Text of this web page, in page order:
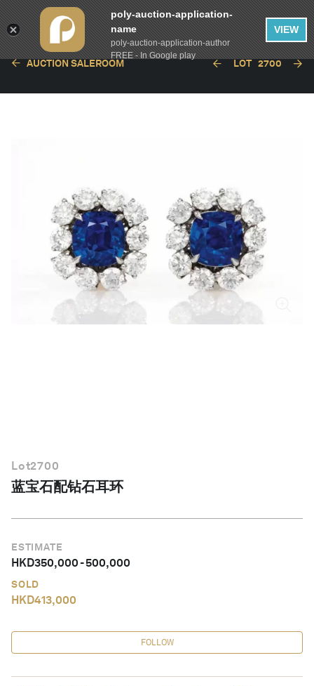
AUCTION SALEROOM LOT 2700
Lot2700
蓝宝石配钻石耳环
ESTIMATE
HKD350,000-500,000
SOLD
HKD413,000
FOLLOW
poly-auction-application-
name
poly-auction-application-author
FREE - In Google play
VIEW